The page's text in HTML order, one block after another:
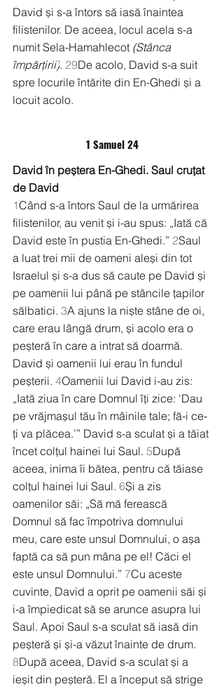
David și s-a întors să iasă înaintea
filistenilor. De aceea, locul acela s-a
numit Sela-Hamahlecot (Stânca
împărțirii). 29De acolo, David s-a suit
spre locurile întărite din En-Ghedi și a
locuit acolo.
1 Samuel 24
David în peștera En-Ghedi. Saul cruțat
de David
1Când s-a întors Saul de la urmărirea
filistenilor, au venit și i-au spus: „Iată că
David este în pustia En-Ghedi.” 2Saul
a luat trei mii de oameni aleși din tot
Israelul și s-a dus să caute pe David și
pe oamenii lui până pe stâncile țapilor
sălbatici. 3A ajuns la niște stâne de oi,
care erau lângă drum, și acolo era o
peșteră în care a intrat să doarmă.
David și oamenii lui erau în fundul
peșterii. 4Oamenii lui David i-au zis:
„Iată ziua în care Domnul îți zice: ‘Dau
pe vrăjmașul tău în mâinile tale; fă-i ce-
ți va plăcea.’” David s-a sculat și a tăiat
încet colțul hainei lui Saul. 5După
aceea, inima îi bătea, pentru că tăiase
colțul hainei lui Saul. 6Și a zis
oamenilor săi: „Să mă ferească
Domnul să fac împotriva domnului
meu, care este unsul Domnului, o așa
faptă ca să pun mâna pe el! Căci el
este unsul Domnului.” 7Cu aceste
cuvinte, David a oprit pe oamenii săi și
i-a împiedicat să se arunce asupra lui
Saul. Apoi Saul s-a sculat să iasă din
peșteră și și-a văzut înainte de drum.
8După aceea, David s-a sculat și a
ieșit din peșteră. El a început să strige